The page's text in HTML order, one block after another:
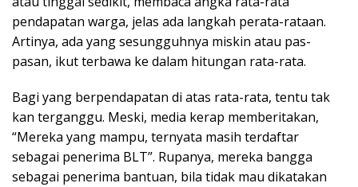
pendapatan warga, jelas ada langkah perata-rataan.
Artinya, ada yang sesungguhnya miskin atau pas-
pasan, ikut terbawa ke dalam hitungan rata-rata.
Bagi yang berpendapatan di atas rata-rata, tentu tak
kan terganggu. Meski, media kerap memberitakan,
“Mereka yang mampu, ternyata masih terdaftar
sebagai penerima BLT”. Rupanya, mereka bangga
sebagai penerima bantuan, bila tidak mau dikatakan